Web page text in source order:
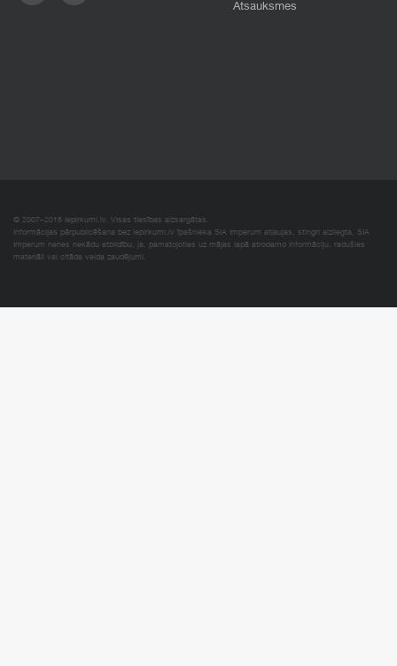
Atsauksmes
© 2007–2018 Iepirkumi.lv. Visas tiesības aizsargātas.
Informācijas pārpublicēšana bez iepirkumi.lv īpašnieka SIA Imperum atļaujas, stingri aizliegta. SIA
Imperum nenes nekādu atbildību, ja, pamatojoties uz mājas lapā atrodamo informāciju, radušies
materiāli vai citāda veida zaudējumi.